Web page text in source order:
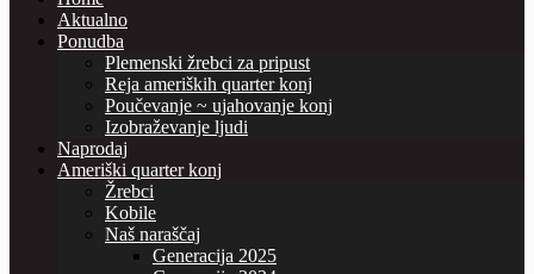
Aktualno
Ponudba
Plemenski žrebci za pripust
Reja ameriških quarter konj
Poučevanje ~ ujahovanje konj
Izobraževanje ljudi
Naprodaj
Ameriški quarter konj
Žrebci
Kobile
Naš naraščaj
Generacija 2025